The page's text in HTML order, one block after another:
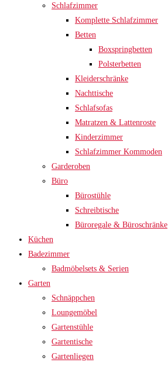
Schlafzimmer
Komplette Schlafzimmer
Betten
Boxspringbetten
Polsterbetten
Kleiderschränke
Nachttische
Schlafsofas
Matratzen & Lattenroste
Kinderzimmer
Schlafzimmer Kommoden
Garderoben
Büro
Bürostühle
Schreibtische
Büroregale & Büroschränke
Küchen
Badezimmer
Badmöbelsets & Serien
Garten
Schnäppchen
Loungemöbel
Gartenstühle
Gartentische
Gartenliegen